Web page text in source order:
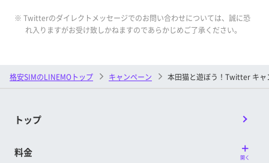
※ Twitterのダイレクトメッセージでのお問い合わせについては、誠に恐
れ入りますがお受け致しかねますのであらかじめご了承ください。
格安SIMのLINEMOトップ キャンペーン 本田猫と遊ぼう！Twitter キャ
トップ
料金 開く